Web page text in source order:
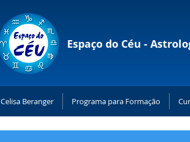
Espaço do Céu -
Celisa Beranger Programa para Formação